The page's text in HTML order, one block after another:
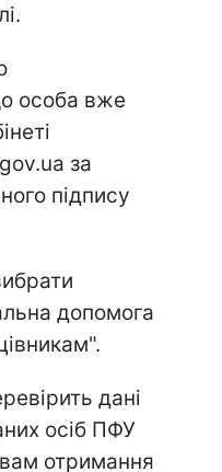
особа вже
за
підпису
допомога
дані
осіб ПФУ
отримання